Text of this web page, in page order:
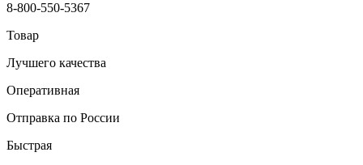
8-800-550-5367
Товар
Лучшего качества
Оперативная
Отправка по России
Быстрая